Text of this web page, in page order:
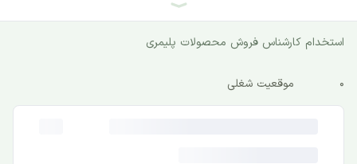
استخدام کارشناس فروش محصولات پلیمری
0 موقعیت شغلی